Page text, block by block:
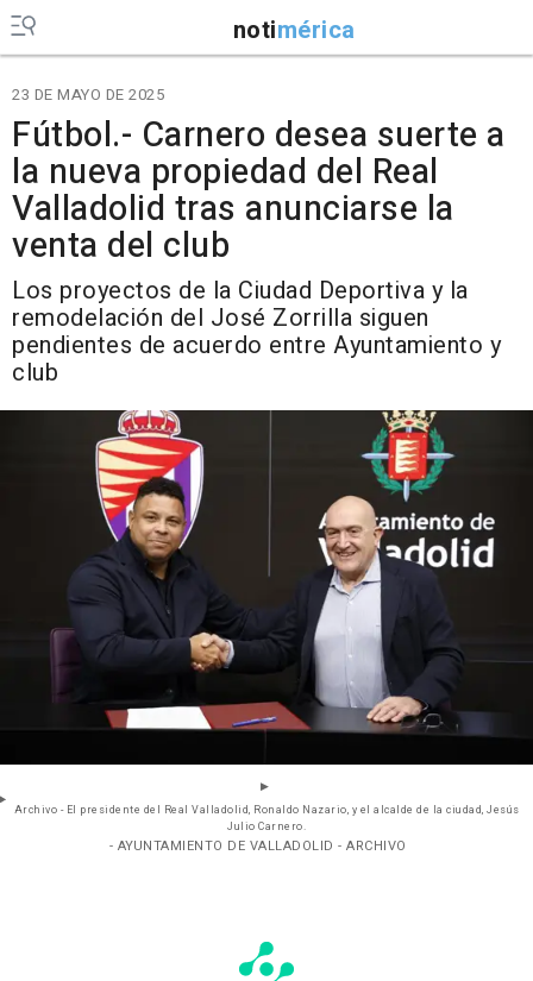
notimérica
23 DE MAYO DE 2025
Fútbol.- Carnero desea suerte a
la nueva propiedad del Real
Valladolid tras anunciarse la
venta del club
Los proyectos de la Ciudad Deportiva y la
remodelación del José Zorrilla siguen
pendientes de acuerdo entre Ayuntamiento y
club
Archivo - El presidente del Real Valladolid, Ronaldo Nazario, y el alcalde de la ciudad, Jesús
Julio Carnero.
- AYUNTAMIENTO DE VALLADOLID - ARCHIVO